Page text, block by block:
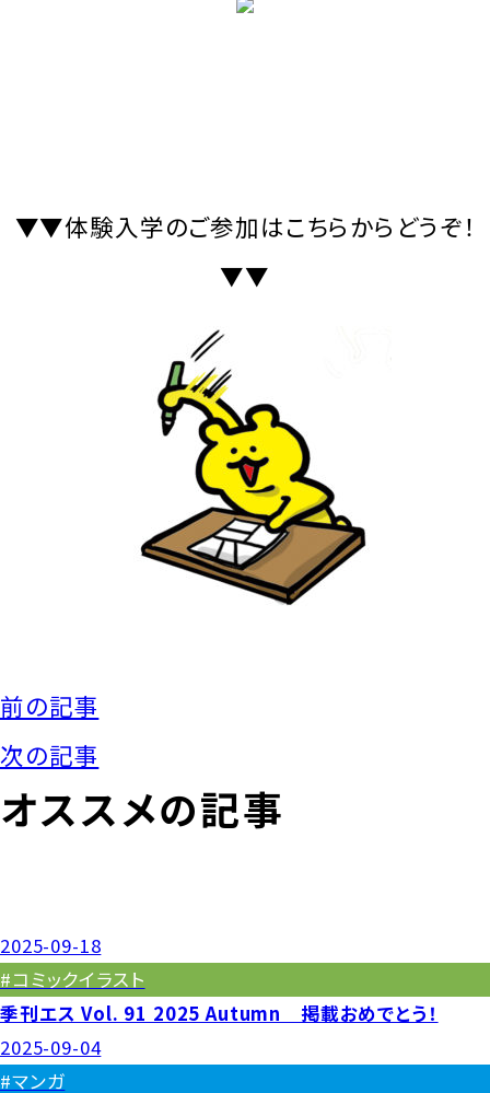
▼▼体験入学のご参加はこちらからどうぞ！
▼▼
前の記事
次の記事
オススメの記事
2025-09-18
#コミックイラスト
季刊エス Vol. 91 2025 Autumn 掲載おめでとう！
2025-09-04
#マンガ